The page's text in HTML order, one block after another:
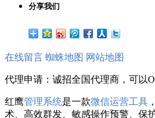
分享我们
在线留言 蜘蛛地图 网站地图
代理申请：诚招全国代理商，可以
红鹰管理系统是一款微信运营工具
术、高效群发、敏感操作预警、保